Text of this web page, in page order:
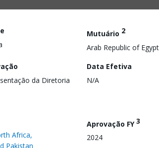
Mutuário 2
Arab Republic of Egypt
da Diretoria
Data Efetiva
N/A
Africa,
Pakistan
Aprovação FY3
2024